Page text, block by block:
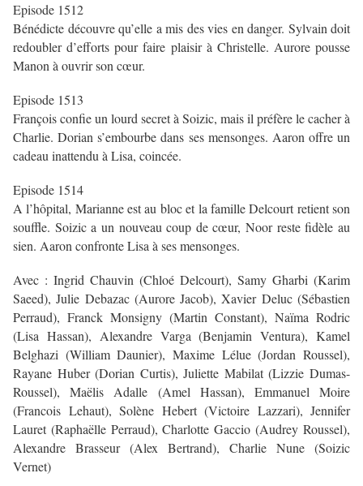
Episode 1512
Bénédicte découvre qu’elle a mis des vies en danger. Sylvain doit
redoubler d’efforts pour faire plaisir à Christelle. Aurore pousse
Manon à ouvrir son cœur.
Episode 1513
François confie un lourd secret à Soizic, mais il préfère le cacher à
Charlie. Dorian s’embourbe dans ses mensonges. Aaron offre un
cadeau inattendu à Lisa, coincée.
Episode 1514
A l’hôpital, Marianne est au bloc et la famille Delcourt retient son
souffle. Soizic a un nouveau coup de cœur, Noor reste fidèle au
sien. Aaron confronte Lisa à ses mensonges.
Avec : Ingrid Chauvin (Chloé Delcourt), Samy Gharbi (Karim
Saeed), Julie Debazac (Aurore Jacob), Xavier Deluc (Sébastien
Perraud), Franck Monsigny (Martin Constant), Naïma Rodric
(Lisa Hassan), Alexandre Varga (Benjamin Ventura), Kamel
Belghazi (William Daunier), Maxime Lélue (Jordan Roussel),
Rayane Huber (Dorian Curtis), Juliette Mabilat (Lizzie Dumas-
Roussel), Maëlis Adalle (Amel Hassan), Emmanuel Moire
(Francois Lehaut), Solène Hebert (Victoire Lazzari), Jennifer
Lauret (Raphaëlle Perraud), Charlotte Gaccio (Audrey Roussel),
Alexandre Brasseur (Alex Bertrand), Charlie Nune (Soizic
Vernet)